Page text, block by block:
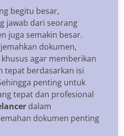
begitu besar,
jawab dari seorang
juga semakin besar.
dokumen,
agar memberikan
tepat berdasarkan isi
penting untuk
tepat dan profesional
dalam
dokumen penting